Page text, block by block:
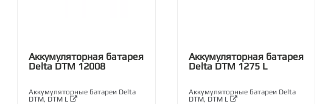
Аккумуляторная батарея
Delta DTM 12008
Аккумуляторные батареи Delta
DTM, DTM L
Аккумуляторная батарея
Delta DTM 1275 L
Аккумуляторные батареи Delta
DTM, DTM L